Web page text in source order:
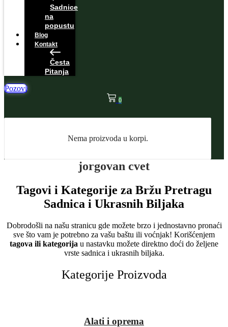
Sadnice
na
popustu
Blog
Kontakt
Česta
Pitanja
Pozovi
0
Nema proizvoda u korpi.
jorgovan cvet
Tagovi i Kategorije za Bržu Pretragu
Sadnica i Ukrasnih Biljaka
Dobrodošli na našu stranicu gde možete brzo i jednostavno pronaći
sve što vam je potrebno za vašu baštu ili voćnjak! Korišćenjem
tagova ili kategorija u nastavku možete direktno doći do željene
vrste sadnica i ukrasnih biljaka.
Kategorije Proizvoda
Alati i oprema